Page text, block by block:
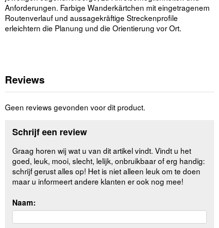
Anforderungen. Farbige Wanderkärtchen mit eingetragenem
Routenverlauf und aussagekräftige Streckenprofile
erleichtern die Planung und die Orientierung vor Ort.
Reviews
Geen reviews gevonden voor dit product.
Schrijf een review
Graag horen wij wat u van dit artikel vindt. Vindt u het
goed, leuk, mooi, slecht, lelijk, onbruikbaar of erg handig:
schrijf gerust alles op! Het is niet alleen leuk om te doen
maar u informeert andere klanten er ook nog mee!
Naam: